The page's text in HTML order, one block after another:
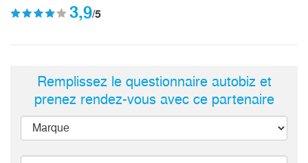
3,9/5
Remplissez le questionnaire autobiz et
prenez rendez-vous avec ce partenaire